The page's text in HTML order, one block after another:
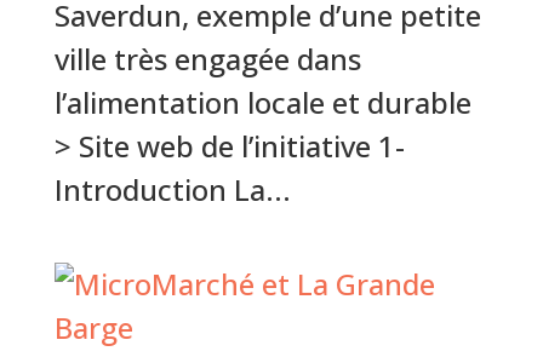
Saverdun, exemple d’une petite
ville très engagée dans
l’alimentation locale et durable
> Site web de l’initiative 1-
Introduction La...